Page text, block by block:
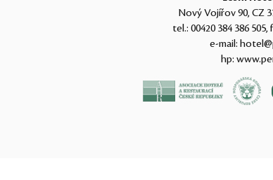
Nový Vojířov 90, CZ
tel.: 00420 384 386 505,
e-mail:
hp: